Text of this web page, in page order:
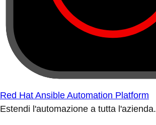
Red Hat Ansible Automation Platform
Estendi l'automazione a tutta l'azienda.